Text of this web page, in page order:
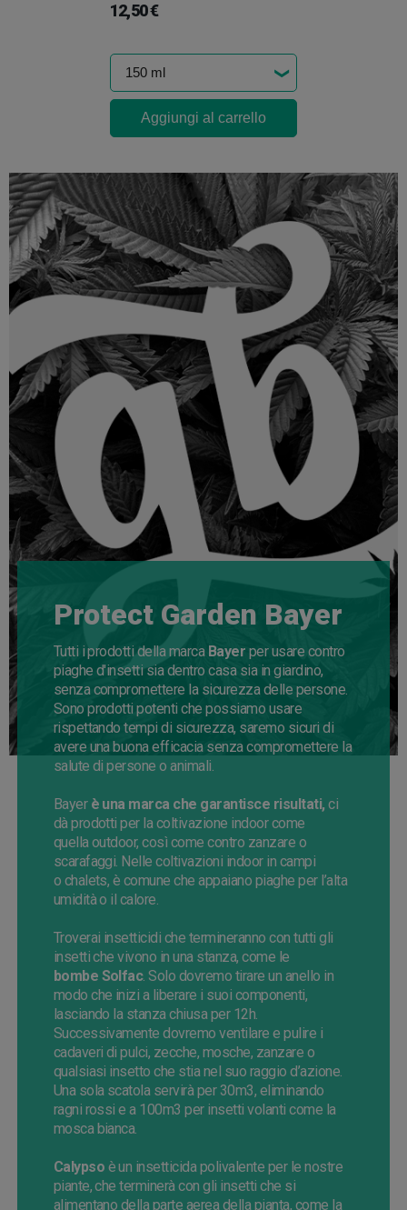
12,50 €
Aggiungi al carrello
Protect Garden Bayer
Tutti i prodotti della marca Bayer per usare contro
piaghe d'insetti sia dentro casa siain giardino,
senza compromettere la sicurezza delle persone.
Sono prodotti potenti che possiamo usare
rispettando tempi di sicurezza, saremo sicuri di
avere una buona efficacia senza compromettere la
salute di persone o animali.
Bayerè una marca che garantisce risultati,ci
dà prodotti per la coltivazione indoor come
quellaoutdoor, così come contro zanzare o
scarafaggi. Nelle coltivazioni indoor in campi
o chalets, è comune che appaiano piaghe per l’alta
umidità o il calore.
Troverai insetticidi che termineranno con tutti gli
insetti che vivono in una stanza, come le
bombe Solfac. Solo dovremo tirare un anello in
modo che inizi a liberare i suoi componenti,
lasciando la stanza chiusa per 12h.
Successivamentedovremo ventilare e pulire i
cadaveri di pulci, zecche, mosche, zanzare o
qualsiasi insetto che stia nel suo raggio d’azione.
Una sola scatola servirà per 30m3, eliminando
ragni rossi e a 100m3 per insetti volanti come la
mosca bianca.
Calypso è un insetticida polivalente per le nostre
piante, che terminerà con gli insetti che si
alimentano della parte aerea della pianta, come la